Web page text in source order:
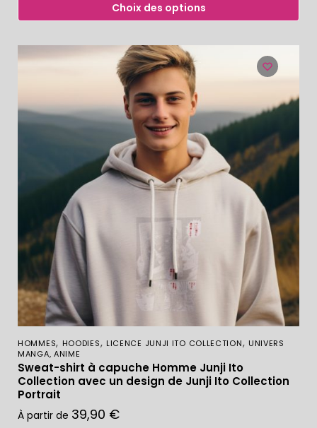
Choix des options
HOMMES, HOODIES, LICENCE JUNJI ITO COLLECTION, UNIVERS
MANGA, ANIME
Sweat-shirt à capuche Homme Junji Ito
Collection avec un design de Junji Ito Collection
Portrait
À partir de 39,90 €